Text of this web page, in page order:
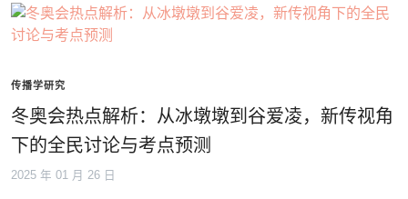
传播学研究
冬奥会热点解析：从冰墩墩到谷爱凌，新传视角
下的全民讨论与考点预测
2025 年 01 月 26 日